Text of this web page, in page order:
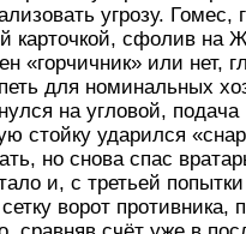
угрозу.
карточкой, сфолив на
«горчичник» или нет,
для номинальных
на угловой,
стойку ударился
но снова спас
и, с третьей
ворот противника,